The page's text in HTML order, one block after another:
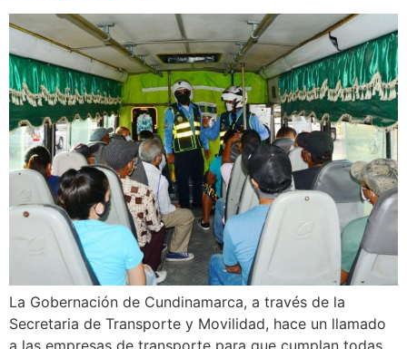
La Gobernación de Cundinamarca, a través de la
Secretaria de Transporte y Movilidad, hace un llamado
a las empresas de transporte para que cumplan todas